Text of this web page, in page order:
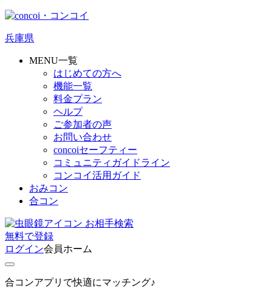
兵庫県
MENU一覧
はじめての方へ
機能一覧
料金プラン
ヘルプ
ご参加者の声
お問い合わせ
concoiセーフティー
コミュニティガイドライン
コンコイ活用ガイド
おみコン
合コン
お相手検索
無料で登録
ログイン会員ホーム
合コンアプリで快適にマッチング♪